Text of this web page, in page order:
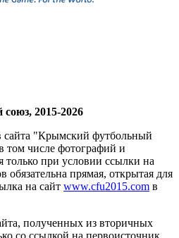
2015-2026
сайта "Крымский футбольный
том числе фотографий и
только при условии ссылки на
обязательна прямая, открытая для
на сайт www.cfu2015.com в
полученных из вторичных
со ссылкой на первоисточник.